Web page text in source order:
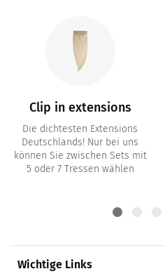
Clip in extensions
Die dichtesten Extensions
Deutschlands! Nur bei uns
können Sie zwischen Sets mit
5 oder 7 Tressen wählen
Wichtige Links